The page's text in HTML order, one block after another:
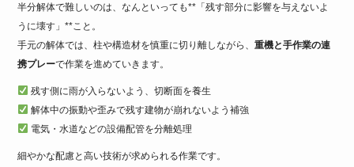
半分解体で難しいのは、なんといっても**「残す部分に影響を与えないよ
うに壊す」**こと。
手元の解体では、柱や構造材を慎重に切り離しながら、重機と手作業の連
携プレーで作業を進めていきます。
残す側に雨が入らないよう、切断面を養生
解体中の振動や歪みで残す建物が崩れないよう補強
電気・水道などの設備配管を分離処理
細やかな配慮と高い技術が求められる作業です。